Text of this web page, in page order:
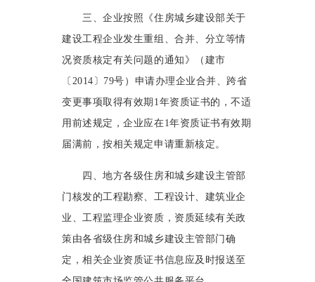
三、企业按照《住房城乡建设部关于
建设工程企业发生重组、合并、分立等情
况资质核定有关问题的通知》（建市
〔2014〕79号）申请办理企业合并、跨省
变更事项取得有效期1年资质证书的，不适
用前述规定，企业应在1年资质证书有效期
届满前，按相关规定申请重新核定。
四、地方各级住房和城乡建设主管部
门核发的工程勘察、工程设计、建筑业企
业、工程监理企业资质，资质延续有关政
策由各省级住房和城乡建设主管部门确
定，相关企业资质证书信息应及时报送至